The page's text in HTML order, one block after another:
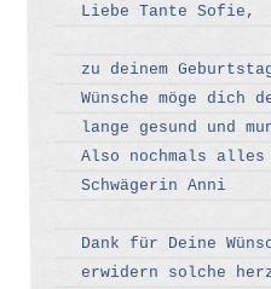
Liebe Tante Sofie,
zu deinem
Wünsche möge
lange gesund und
Also nochmals
Schwägerin Anni
Dank für Deine
erwidern solche